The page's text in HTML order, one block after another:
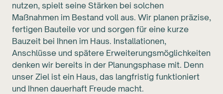
nutzen, spielt seine Stärken bei solchen
Maßnahmen im Bestand voll aus. Wir planen präzise,
fertigen Bauteile vor und sorgen für eine kurze
Bauzeit bei Ihnen im Haus. Installationen,
Anschlüsse und spätere Erweiterungsmöglichkeiten
denken wir bereits in der Planungsphase mit. Denn
unser Ziel ist ein Haus, das langfristig funktioniert
und Ihnen dauerhaft Freude macht.